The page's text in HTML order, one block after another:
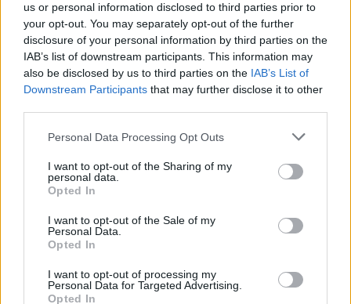
us or personal information disclosed to third parties prior to
your opt-out. You may separately opt-out of the further
disclosure of your personal information by third parties on the
IAB’s list of downstream participants. This information may
also be disclosed by us to third parties on the IAB’s List of
Downstream Participants that may further disclose it to other
Please note that this website/app uses one or more Google
not limited to your visit or usage behaviour. You may click to
grant or deny consent to Google and its third-party tags to
use your data for below specified purposes in below Google
consent section.
Personal Data Processing Opt Outs
I want to opt-out of the Sharing of my
personal data.
Opted In
I want to opt-out of the Sale of my
Personal Data.
Opted In
I want to opt-out of processing my
Personal Data for Targeted Advertising.
Opted In
Meccs Center
Leeds UnitedvsManchester
United
Felkészülési szezon 5. mérkőzés
Croke Park, Dublin
2 nap 12 óra 51 perc 55 másodperc
AC MilanvsManchester United2026-08-15 18:00